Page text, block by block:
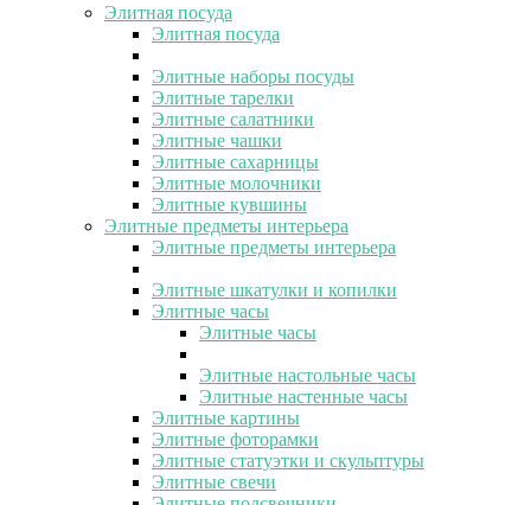
Элитная посуда
Элитная посуда
Элитные наборы посуды
Элитные тарелки
Элитные салатники
Элитные чашки
Элитные сахарницы
Элитные молочники
Элитные кувшины
Элитные предметы интерьера
Элитные предметы интерьера
Элитные шкатулки и копилки
Элитные часы
Элитные часы
Элитные настольные часы
Элитные настенные часы
Элитные картины
Элитные фоторамки
Элитные статуэтки и скульптуры
Элитные свечи